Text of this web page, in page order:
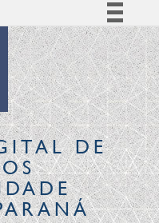
Simplifique!
Comunica BR
Participe
Acesso à informação
Legislação
CanaisDE